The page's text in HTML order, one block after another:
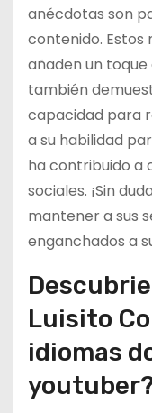
anécdotas son
contenido. Estos
añaden un toque
también
capacidad para
a su habilidad
ha contribuido a
sociales. ¡Sin
mantener a sus
enganchados a
Luisito
idiomas